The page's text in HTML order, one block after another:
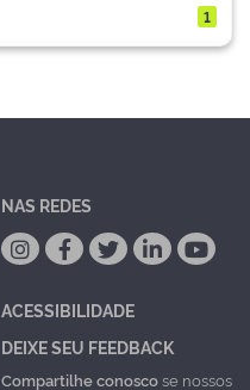
1
NAS REDES
ACESSIBILIDADE
DEIXE SEU FEEDBACK
Compartilhe conoscose nossos